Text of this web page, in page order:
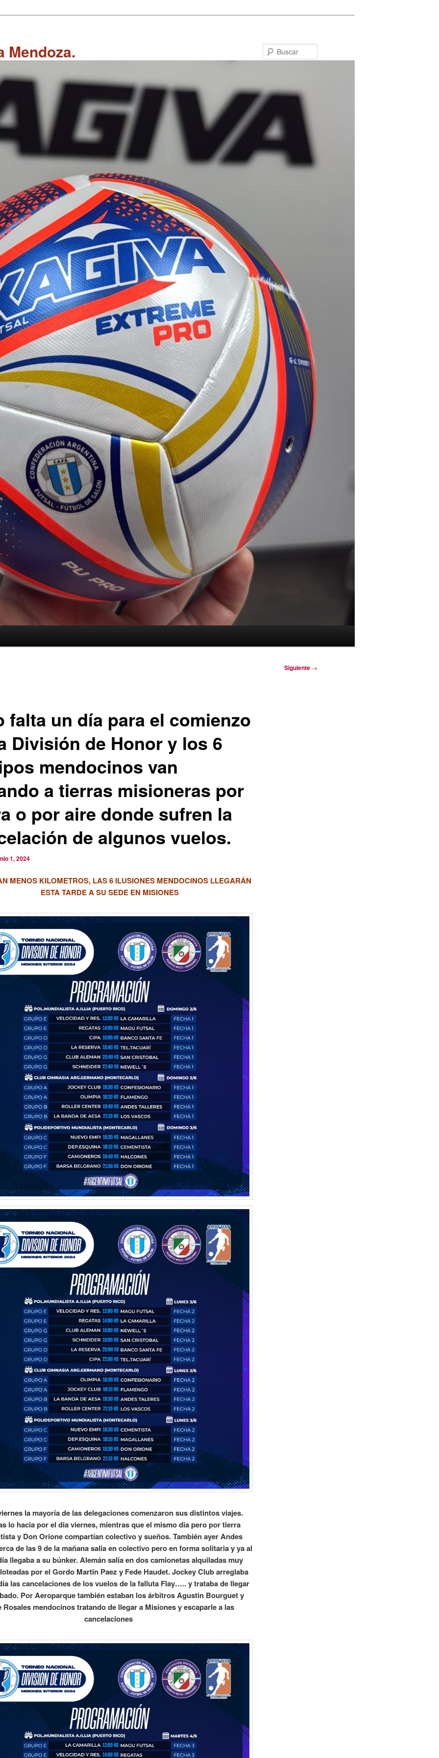
Mendoza.
Siguiente →
falta un día para el comienzo
División de Honor y los 6
mendocinos van
a tierras misioneras por
o por aire donde sufren la
de algunos vuelos.
1, 2024
MENOS KILOMETROS, LAS 6 ILUSIONES MENDOCINOS LLEGARÁN
ESTA TARDE A SU SEDE EN MISIONES
la mayoría de las delegaciones comenzaron sus distintos viajes.
lo hacia por el dia viernes, mientras que el mismo dia pero por tierra
y Don Orione compartían colectivo y sueños. También ayer Andes
de las 9 de la mañana salia en colectivo pero en forma solitaria y ya al
llegaba a su búnker. Alemán salía en dos camionetas alquiladas muy
por el Gordo Martin Paez y Fede Haudet. Jockey Club arreglaba
las cancelaciones de los vuelos de la falluta Flay….. y trataba de llegar
Por Aeroparque también estaban los árbitros Agustin Bourguet y
Rosales mendocinos tratando de llegar a Misiones y escaparle a las
cancelaciones